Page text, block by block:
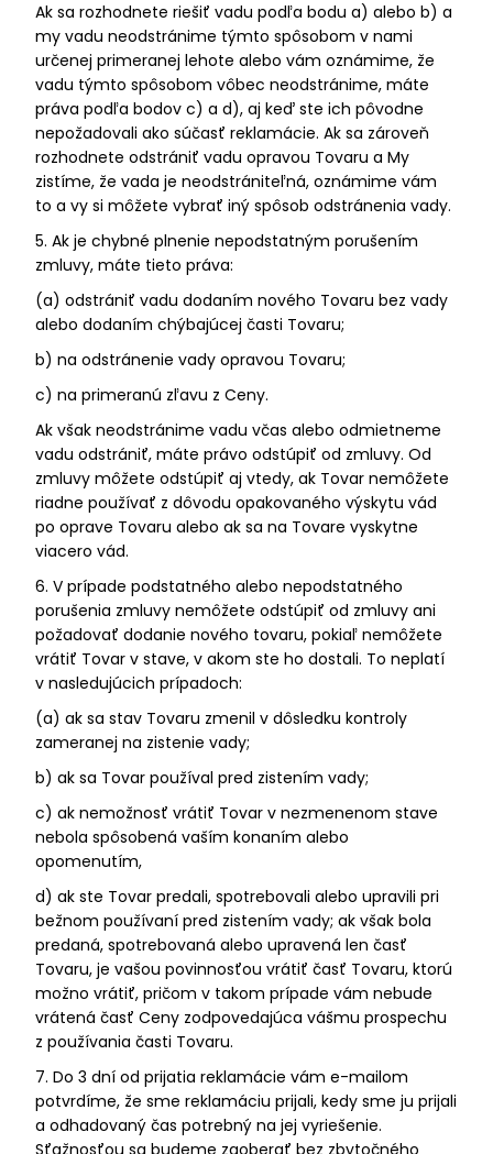
Ak sa rozhodnete riešiť vadu podľa bodu a) alebo b) a
my vadu neodstránime týmto spôsobom v nami
určenej primeranej lehote alebo vám oznámime, že
vadu týmto spôsobom vôbec neodstránime, máte
práva podľa bodov c) a d), aj keď ste ich pôvodne
nepožadovali ako súčasť reklamácie. Ak sa zároveň
rozhodnete odstrániť vadu opravou Tovaru a My
zistíme, že vada je neodstrániteľná, oznámime vám
to a vy si môžete vybrať iný spôsob odstránenia vady.
5. Ak je chybné plnenie nepodstatným porušením
zmluvy, máte tieto práva:
(a) odstrániť vadu dodaním nového Tovaru bez vady
alebo dodaním chýbajúcej časti Tovaru;
b) na odstránenie vady opravou Tovaru;
c) na primeranú zľavu z Ceny.
Ak však neodstránime vadu včas alebo odmietneme
vadu odstrániť, máte právo odstúpiť od zmluvy. Od
zmluvy môžete odstúpiť aj vtedy, ak Tovar nemôžete
riadne používať z dôvodu opakovaného výskytu vád
po oprave Tovaru alebo ak sa na Tovare vyskytne
viacero vád.
6. V prípade podstatného alebo nepodstatného
porušenia zmluvy nemôžete odstúpiť od zmluvy ani
požadovať dodanie nového tovaru, pokiaľ nemôžete
vrátiť Tovar v stave, v akom ste ho dostali. To neplatí
v nasledujúcich prípadoch:
(a) ak sa stav Tovaru zmenil v dôsledku kontroly
zameranej na zistenie vady;
b) ak sa Tovar používal pred zistením vady;
c) ak nemožnosť vrátiť Tovar v nezmenenom stave
nebola spôsobená vaším konaním alebo
opomenutím,
d) ak ste Tovar predali, spotrebovali alebo upravili pri
bežnom používaní pred zistením vady; ak však bola
predaná, spotrebovaná alebo upravená len časť
Tovaru, je vašou povinnosťou vrátiť časť Tovaru, ktorú
možno vrátiť, pričom v takom prípade vám nebude
vrátená časť Ceny zodpovedajúca vášmu prospechu
z používania časti Tovaru.
7. Do 3 dní od prijatia reklamácie vám e-mailom
potvrdíme, že sme reklamáciu prijali, kedy sme ju prijali
a odhadovaný čas potrebný na jej vyriešenie.